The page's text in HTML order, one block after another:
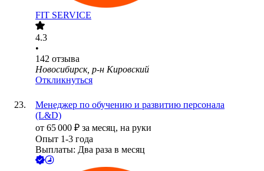
FIT SERVICE
4.3
•
142 отзыва
Новосибирск, р-н Кировский
Откликнуться
Менеджер по обучению и развитию персонала
(L&D)
от 65 000 ₽ за месяц, на руки
Опыт 1-3 года
Выплаты: Два раза в месяц